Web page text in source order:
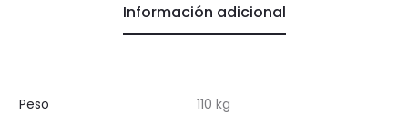
Información adicional
Peso 110 kg